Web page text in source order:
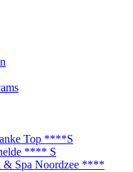
Top ****S
**** S
& Spa Noordzee ****